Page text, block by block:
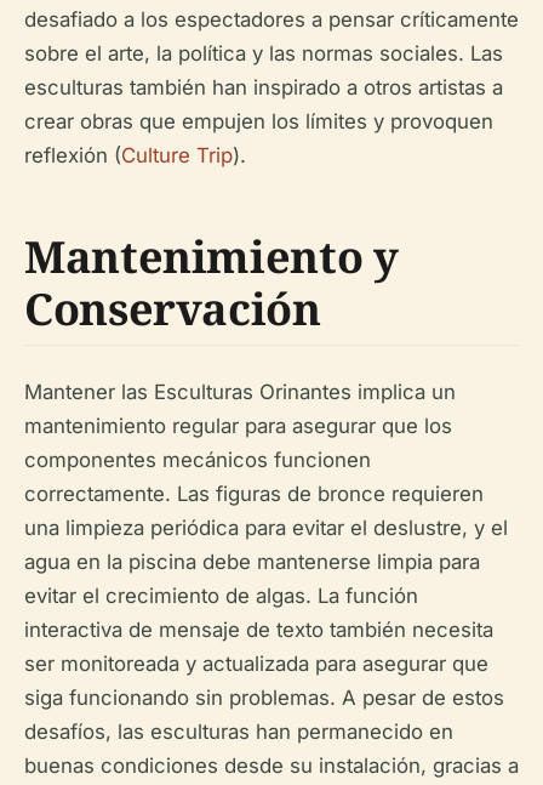
desafiado a los espectadores a pensar críticamente
sobre el arte, la política y las normas sociales. Las
esculturas también han inspirado a otros artistas a
crear obras que empujen los límites y provoquen
reflexión (Culture Trip).
Mantenimiento y
Conservación
Mantener las Esculturas Orinantes implica un
mantenimiento regular para asegurar que los
componentes mecánicos funcionen
correctamente. Las figuras de bronce requieren
una limpieza periódica para evitar el deslustre, y el
agua en la piscina debe mantenerse limpia para
evitar el crecimiento de algas. La función
interactiva de mensaje de texto también necesita
ser monitoreada y actualizada para asegurar que
siga funcionando sin problemas. A pesar de estos
desafíos, las esculturas han permanecido en
buenas condiciones desde su instalación, gracias a